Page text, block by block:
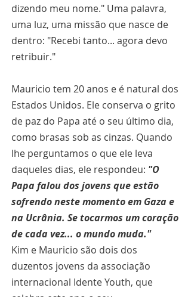
dizendo meu nome." Uma palavra,
uma luz, uma missão que nasce de
dentro: "Recebi tanto... agora devo
retribuir."
Mauricio tem 20 anos e é natural dos
Estados Unidos. Ele conserva o grito
de paz do Papa até o seu último dia,
como brasas sob as cinzas. Quando
lhe perguntamos o que ele leva
daqueles dias, ele respondeu: "O
Papa falou dos jovens que estão
sofrendo neste momento em Gaza e
na Ucrânia. Se tocarmos um coração
de cada vez... o mundo muda."
Kim e Mauricio são dois dos
duzentos jovens da associação
internacional Idente Youth, que